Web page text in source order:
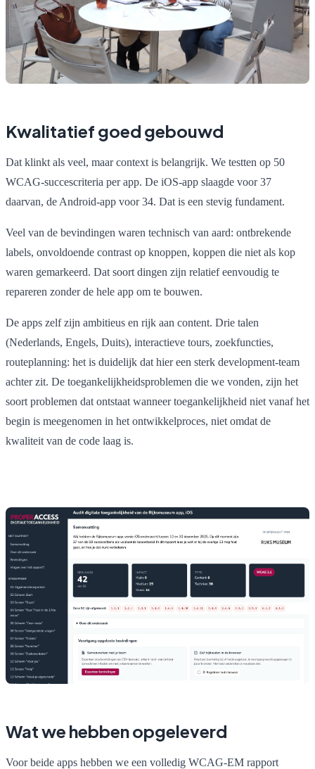
Kwalitatief goed gebouwd
Dat klinkt als veel, maar context is belangrijk. We testten op 50
WCAG-succescriteria per app. De iOS-app slaagde voor 37
daarvan, de Android-app voor 34. Dat is een stevig fundament.
Veel van de bevindingen waren technisch van aard: ontbrekende
labels, onvoldoende contrast op knoppen, koppen die niet als kop
waren gemarkeerd. Dat soort dingen zijn relatief eenvoudig te
repareren zonder de hele app om te bouwen.
De apps zelf zijn ambitieus en rijk aan content. Drie talen
(Nederlands, Engels, Duits), interactieve tours, zoekfuncties,
routeplanning: het is duidelijk dat hier een sterk development-team
achter zit. De toegankelijkheidsproblemen die we vonden, zijn het
soort problemen dat ontstaat wanneer toegankelijkheid niet vanaf het
begin is meegenomen in het ontwikkelproces, niet omdat de
kwaliteit van de code laag is.
Wat we hebben opgeleverd
Voor beide apps hebben we een volledig WCAG-EM rapport